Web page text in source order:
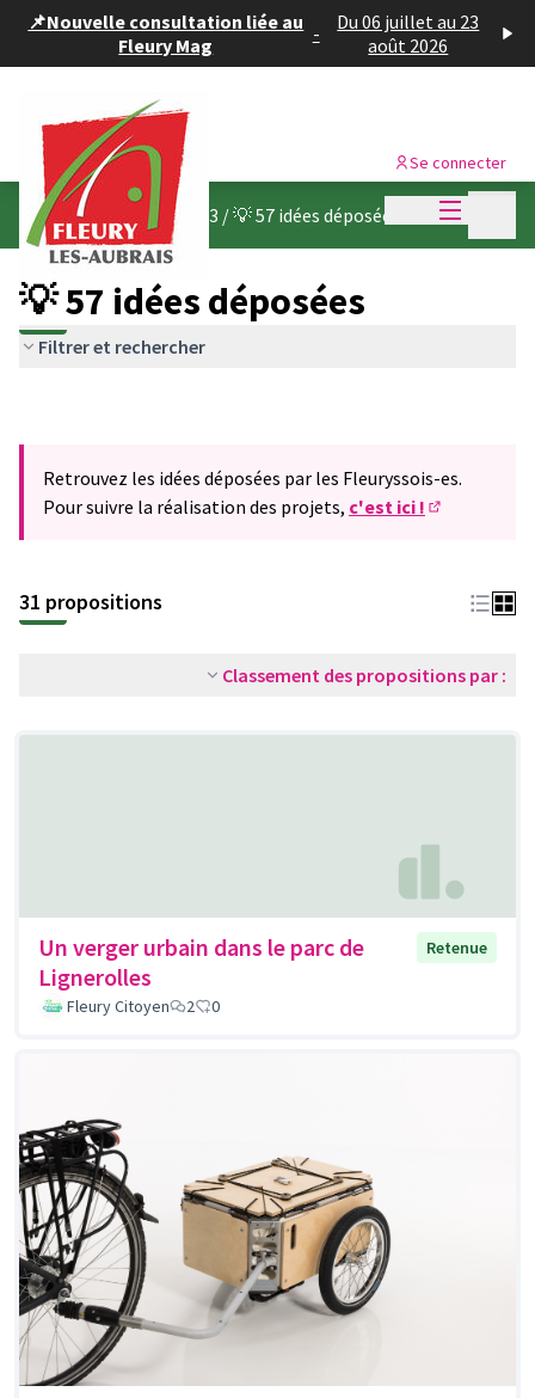
📌Nouvelle consultation liée au
Fleury Mag
-
Du 06 juillet au 23
août 2026
Menu
Se connecter
Budget participatif 2023 /💡 57 idées déposées
💡 57 idées déposées
Filtrer et rechercher
Retrouvez les idées déposées par les Fleuryssois-es.
Pour suivre la réalisation des projets, c'est ici !
31 propositions
Classement des propositions par :
Un verger urbain dans le parc de
Lignerolles
Retenue
Fleury Citoyen 2 0
Panneau de gestion des cookies